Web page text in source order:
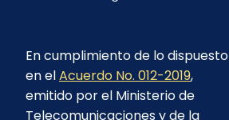
En cumplimiento de lo dispuesto
en elAcuerdo No. 012-2019,
emitido por el Ministerio de
Telecomunicaciones y de la